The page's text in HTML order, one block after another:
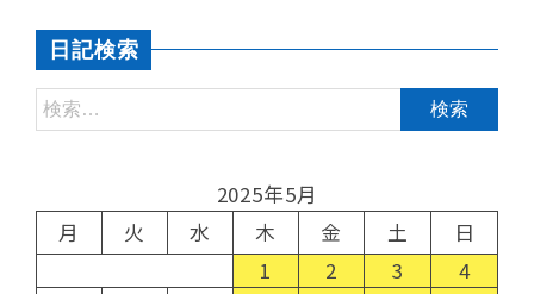
日記検索
2025年5月
月
火 水 木 金 土
日
1
2 3
4